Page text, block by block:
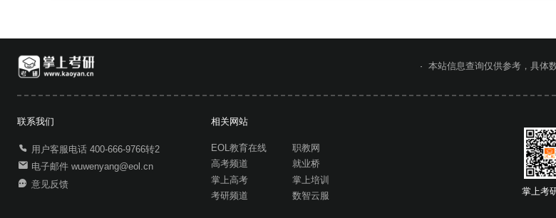
本站信息查询仅供参考，具体
联系我们
用户客服电话 400-666-9766转2
电子邮件 wuwenyang@eol.cn
意见反馈
相关网站
EOL教育在线
高考频道
掌上高考
考研频道
职教网
就业桥
掌上培训
数智云服
掌上考